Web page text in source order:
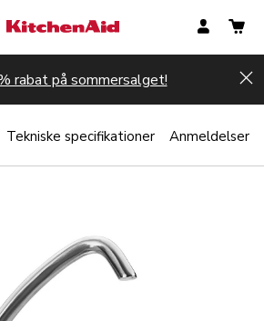
rabat på sommersalget!
Tekniske specifikationer Anmeldelser